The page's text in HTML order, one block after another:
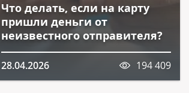
Что делать, если на карту
пришли деньги от
неизвестного отправителя?
28.04.2026 194 409